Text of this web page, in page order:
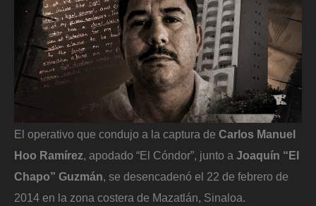
El operativo que condujo a la captura de Carlos Manuel
Hoo Ramírez, apodado “El Cóndor”, junto a Joaquín “El
Chapo” Guzmán, se desencadenó el 22 de febrero de
2014 en la zona costera de Mazatlán, Sinaloa.